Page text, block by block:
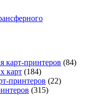
карт-принтеров (84)
карт (184)
принтеров (22)
(315)